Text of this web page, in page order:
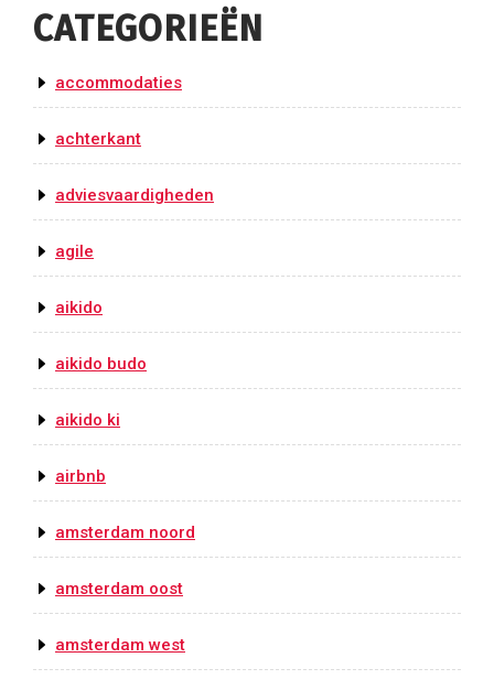
CATEGORIEËN
accommodaties
achterkant
adviesvaardigheden
agile
aikido
aikido budo
aikido ki
airbnb
amsterdam noord
amsterdam oost
amsterdam west